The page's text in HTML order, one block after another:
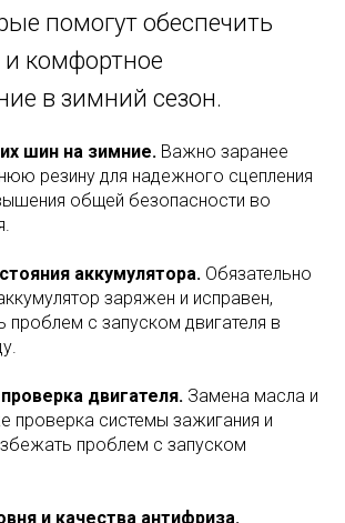
помогут обеспечить
и комфортное
в зимний сезон.
шин на зимние. Важно заранее
резину для надежного сцепления
общей безопасности во
аккумулятора. Обязательно
заряжен и исправен,
проблем с запуском двигателя в
двигателя. Замена масла и
проверка системы зажигания и
проблем с запуском
и качества антифриза.